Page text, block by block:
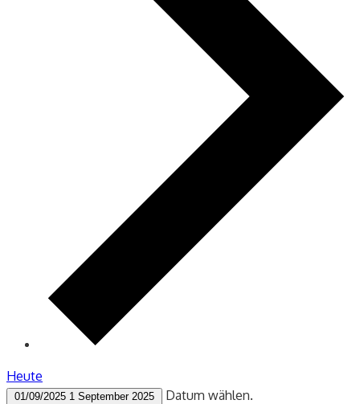
Heute
01/09/2025 1 September 2025 Datum wählen.